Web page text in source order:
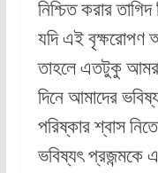
নিশ্চিত করার
যদি এই বৃক্ষরোপণ
তাহলে এতটুকু আমরা
দিনে আমাদের
পরিষ্কার শ্বাস
ভবিষ্যৎ প্রজন্মকে